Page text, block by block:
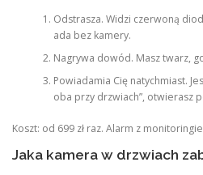
Odstrasza. Widzi czerwoną
ada bez kamery.
Nagrywa dowód. Masz twarz,
Powiadamia Cię natychmiast.
oba przy drzwiach”, otwierasz
Koszt: od 699 zł raz. Alarm z
Jaka kamera w drzwiach